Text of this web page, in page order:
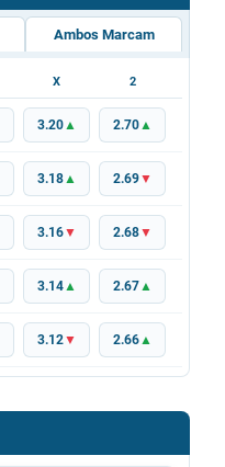
Ambos Marcam
X 2
3.20▲ 2.70▲
3.18▲ 2.69▼
3.16▼ 2.68▼
3.14▲ 2.67▲
3.12▼ 2.66▲